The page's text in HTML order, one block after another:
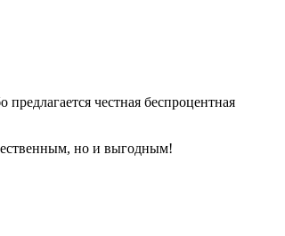
честная беспроцентная
но и выгодным!